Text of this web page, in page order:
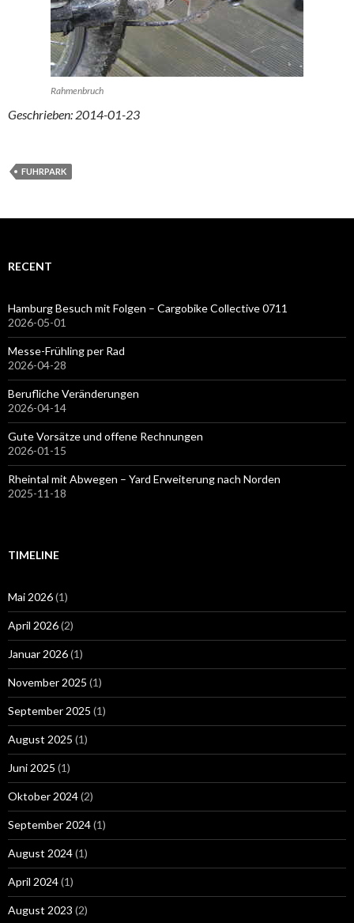
Rahmenbruch
Geschrieben: 2014-01-23
FUHRPARK
RECENT
Hamburg Besuch mit Folgen – Cargobike Collective 0711
2026-05-01
Messe-Frühling per Rad
2026-04-28
Berufliche Veränderungen
2026-04-14
Gute Vorsätze und offene Rechnungen
2026-01-15
Rheintal mit Abwegen – Yard Erweiterung nach Norden
2025-11-18
TIMELINE
Mai 2026(1)
April 2026(2)
Januar 2026(1)
November 2025 (1)
September 2025 (1)
August 2025 (1)
Juni 2025 (1)
Oktober 2024(2)
September 2024(1)
August 2024(1)
April 2024(1)
August 2023 (2)